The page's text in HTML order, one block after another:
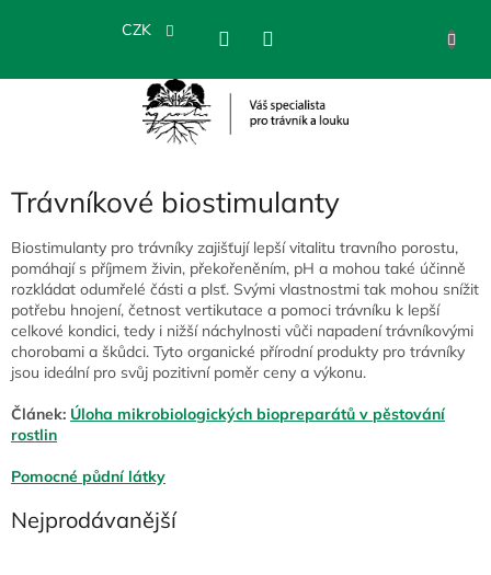
CZK
Trávníkové biostimulanty
Biostimulanty pro trávníky zajišťují lepší vitalitu travního porostu,
pomáhají s příjmem živin, překořeněním, pH a mohou také účinně
rozkládat odumřelé části a plsť. Svými vlastnostmi tak mohou snížit
potřebu hnojení, četnost vertikutace a pomoci trávníku k lepší
celkové kondici, tedy i nižší náchylnosti vůči napadení trávníkovými
chorobami a škůdci. Tyto organické přírodní produkty pro trávníky
jsou ideální pro svůj pozitivní poměr ceny a výkonu.
Článek: Úloha mikrobiologických biopreparátů v pěstování
rostlin
Pomocné půdní látky
Nejprodávanější